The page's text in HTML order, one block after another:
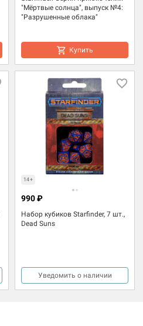
"Мёртвые солнца", выпуск №4:
"Разрушенные облака"
Купить
14+
Набор кубиков Starfinder, 7 шт.,
Dead Suns
990 ₽
Уведомить о наличии